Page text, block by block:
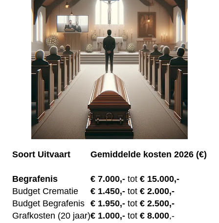
Soort Uitvaart Gemiddelde kosten 2026 (€)
Begrafenis € 7.000,- tot € 15.000,-
Budget Crematie
€ 1.450,- tot € 2.000,-
Budget Begrafenis € 1.950,- tot € 2.500,-
Grafkosten (20 jaar)€ 1.000,- tot € 8.000,-